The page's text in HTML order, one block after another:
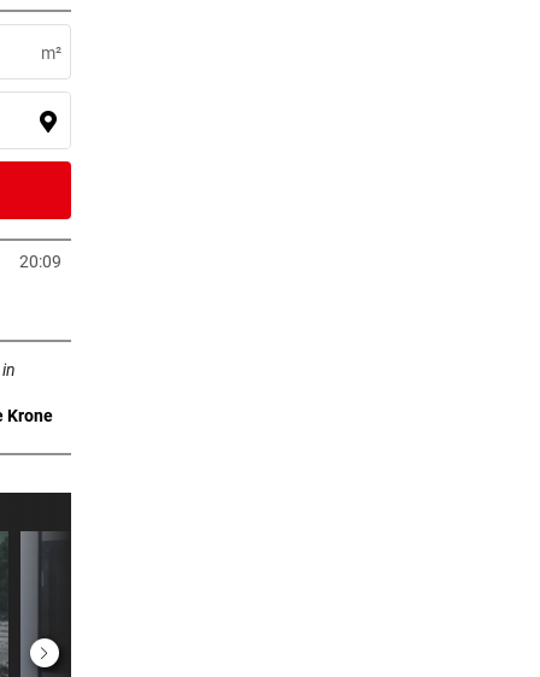
Stunde
Stunde
Stunde
Stunde
Stunden
m²
20:09
Tab öffnen
neuem Tab öffnen
Krone